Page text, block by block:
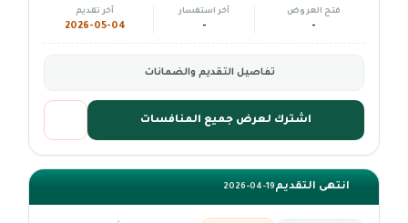
فتح العروض
-
آخر استفسار
-
آخر تقديم
2026-05-04
تفاصيل التقديم والضمانات
اشترك لعرض جميع المنافسات
انتهى التقديم2026-04-19